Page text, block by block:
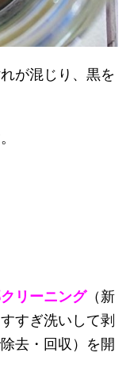
が混じり、黒を
リーニング（新
すぎ洗いして剥
去・回収）を開